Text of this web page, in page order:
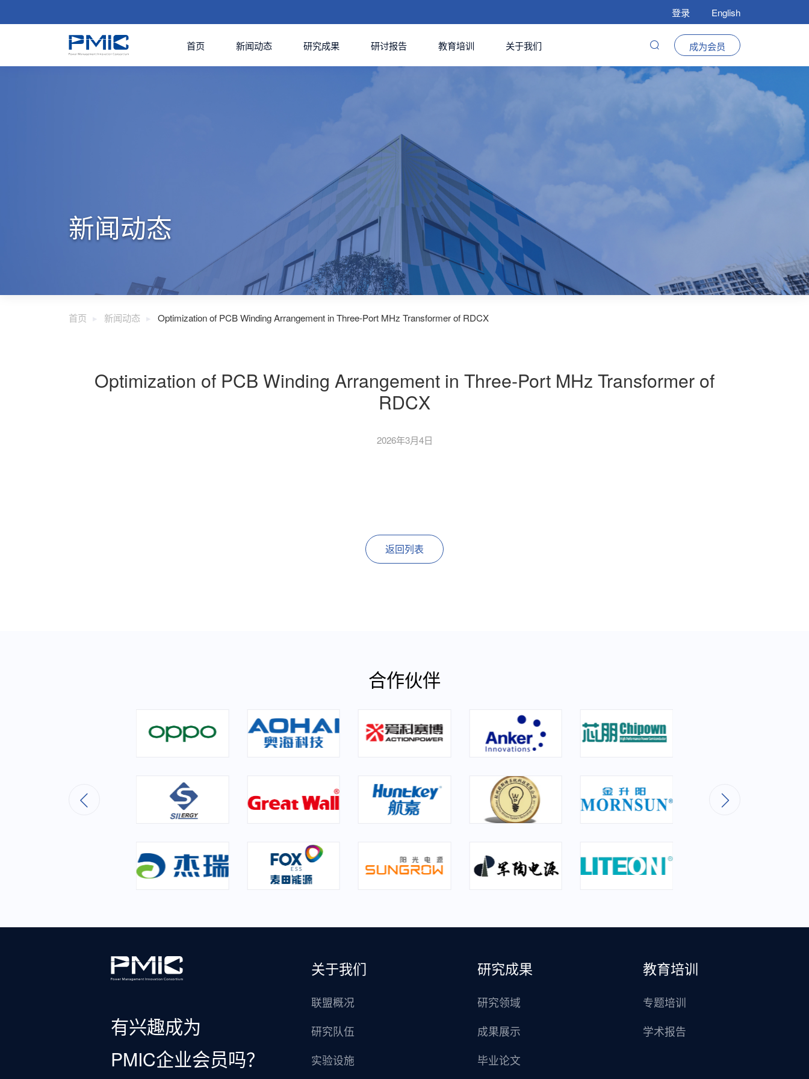
登录 English
首页 新闻动态 研究成果 研讨报告 教育培训 关于我们 成为会员
新闻动态
首页 新闻动态 Optimization of PCB Winding Arrangement in Three-Port MHz Transformer of RDCX
Optimization of PCB Winding Arrangement in Three-Port MHz Transformer of
RDCX
2026年3月4日
返回列表
合作伙伴
有兴趣成为
PMIC企业会员吗？
关于我们
联盟概况
研究队伍
实验设施
研究成果
研究领域
成果展示
毕业论文
教育培训
专题培训
学术报告